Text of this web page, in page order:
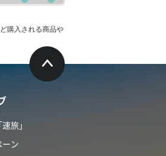
購入される商品や
旅」
ン